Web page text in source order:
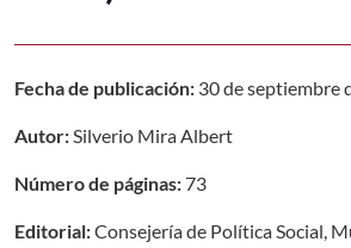
Fecha de publicación: 30 de septiembre
Autor:Silverio Mira Albert
Número de páginas:73
Editorial:Consejería de Política Social,